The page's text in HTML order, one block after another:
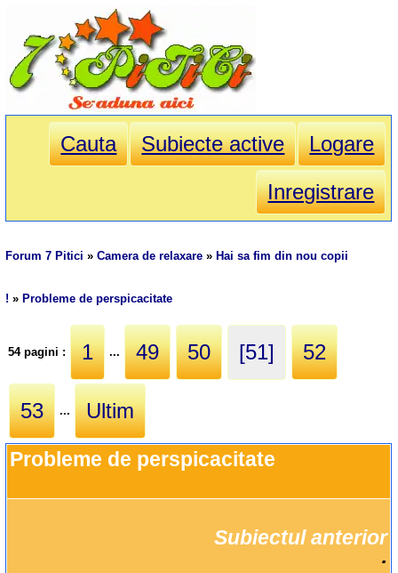
Cauta Subiecte active
Logare
Inregistrare
Forum 7 Pitici »Camera de relaxare » Hai sa fim din nou copii
! » Probleme de perspicacitate
54 pagini : 1 ... 49 50 [51] 52
53 ... Ultim
Probleme de perspicacitate
Subiectul anterior